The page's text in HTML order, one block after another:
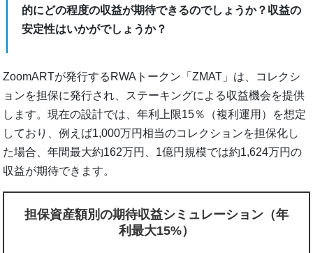
的にどの程度の収益が期待できるのでしょうか？収益の
安定性はいかがでしょうか？
ZoomARTが発行するRWAトークン「ZMAT」は、コレクシ
ョンを担保に発行され、ステーキングによる収益機会を提供
します。現在の設計では、年利上限15％（複利運用）を想定
しており、例えば1,000万円相当のコレクションを担保化し
た場合、年間最大約162万円、1億円規模では約1,624万円の
収益が期待できます。
担保資産額別の期待収益シミュレーション（年
利最大15%）